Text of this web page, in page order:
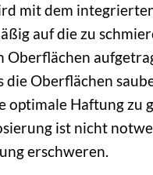
mit dem
auf die zu
Oberflächen
die Oberflächen
optimale Haftung zu
ist nicht
erschweren.